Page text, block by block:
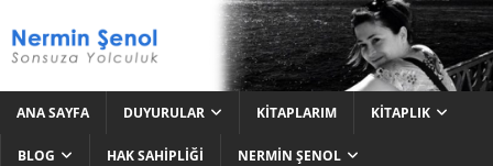
ANA SAYFA DUYURULAR KITAPLARIM KITAPLIK
BLOG HAK SAHIPLIĞI NERMIN ŞENOL